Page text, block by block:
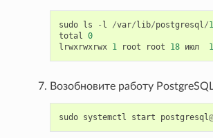
sudo ls - l /var/lib/postgresql/
total 0
lrwxrwxrwx 1 root root 18 июл 1
Возобновите работу
sudo systemctl start postgresql@